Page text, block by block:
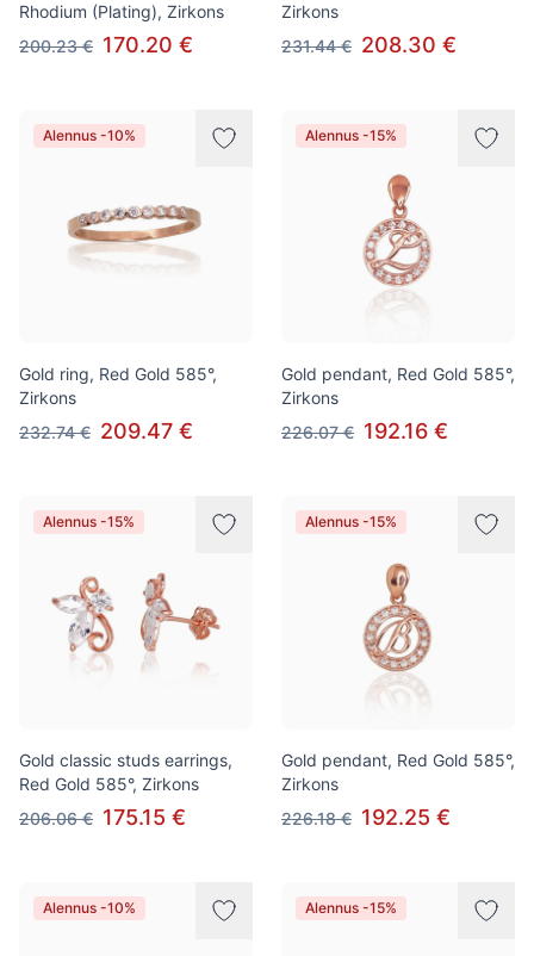
Rhodium (Plating), Zirkons
200.23 € 170.20 €
Zirkons
231.44 € 208.30 €
Alennus -10%
Gold ring, Red Gold 585°,
Zirkons
232.74 € 209.47 €
Alennus -15%
Gold pendant, Red Gold 585°,
Zirkons
226.07 € 192.16 €
Alennus -15%
Gold classic studs earrings,
Red Gold 585°, Zirkons
206.06 € 175.15 €
Alennus -15%
Gold pendant, Red Gold 585°,
Zirkons
226.18 € 192.25 €
Alennus -10% Alennus -15%